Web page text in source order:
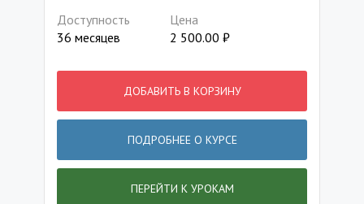
Доступность
36 месяцев
Цена
2 500.00 ₽
ДОБАВИТЬ В КОРЗИНУ
ПОДРОБНЕЕ О КУРСЕ
ПЕРЕЙТИ К УРОКАМ